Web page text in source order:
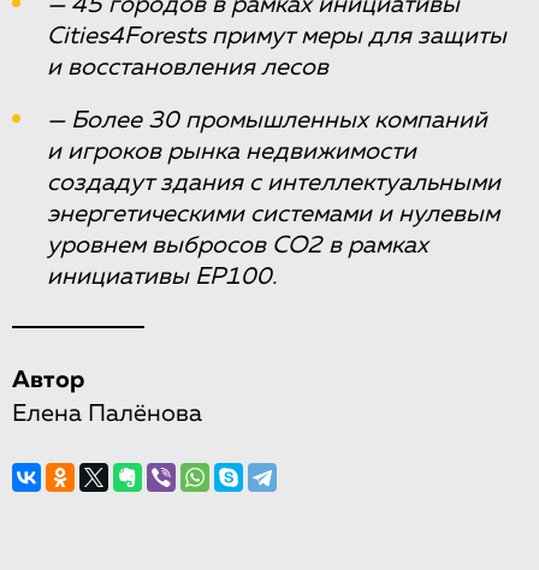
— 45 городов в рамках инициативы
Cities4Forests примут меры для защиты
и восстановления лесов
— Более 30 промышленных компаний
и игроков рынка недвижимости
создадут здания с интеллектуальными
энергетическими системами и нулевым
уровнем выбросов СО2 в рамках
инициативы EP100.
Автор
Елена Палёнова